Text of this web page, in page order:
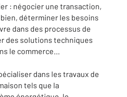
: négocier une transaction,
déterminer les besoins
dans des processus de
des solutions techniques
le commerce…
dans les travaux de
tels que la